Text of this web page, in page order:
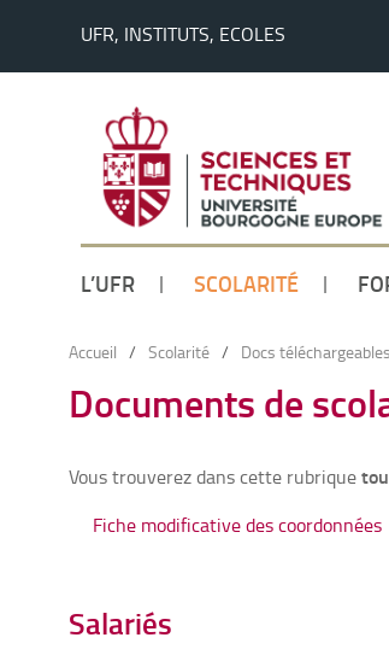
UFR, INSTITUTS, ECOLES
L’UFR SCOLARITÉ
Accueil / Scolarité / Docs téléchargeables
Documents de
Vous trouverez dans cette rubrique
Fiche modificative des coordonnées
Salariés